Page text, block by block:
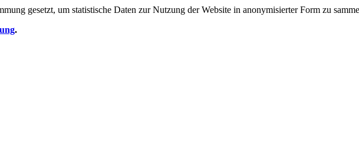
gesetzt, um statistische Daten zur Nutzung der Website in anonymisierter Form zu
.